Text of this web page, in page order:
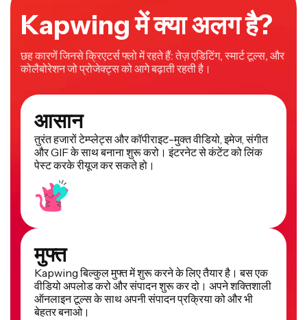
Kapwing में क्या अलग है?
छह कारणें जिनसे क्रिएटर्स फ्लो में रहते हैं: तेज़ एडिटिंग, स्मार्ट टूल्स, और
कोलैबोरेशन जो प्रोजेक्ट्स को आगे बढ़ाती रहती है।
आसान
तुरंत हजारों टेम्प्लेट्स और कॉपीराइट-मुक्त वीडियो, इमेज, संगीत
और GIF के साथ बनाना शुरू करो। इंटरनेट से कंटेंट को लिंक
पेस्ट करके रीयूज कर सकते हो।
मुफ्त
Kapwing बिल्कुल मुफ्त में शुरू करने के लिए तैयार है। बस एक
वीडियो अपलोड करो और संपादन शुरू कर दो। अपने शक्तिशाली
ऑनलाइन टूल्स के साथ अपनी संपादन प्रक्रिया को और भी
बेहतर बनाओ।